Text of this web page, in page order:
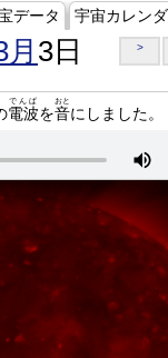
データ 宇宙カレン
3日 >
電波
でんぱ
を音
おと
にしました。